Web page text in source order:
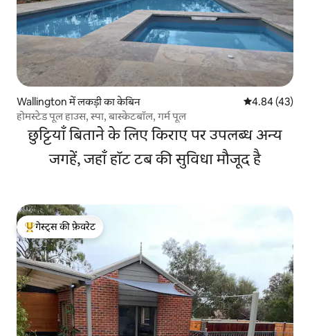
Wallington में लकड़ी का केबिन औसत रेटिंग 5 में
4.84 (43)
होमस्टेड पूल हाउस, स्पा, बास्केटबॉल, गर्म पूल
छुट्टियाँ बिताने के लिए किराए पर उपलब्ध अन्य
जगहें, जहाँ हॉट टब की सुविधा मौजूद है
गेस्ट्स का टॉप फ़ेवरेट
गेस्ट्स की फ़ेवरेट